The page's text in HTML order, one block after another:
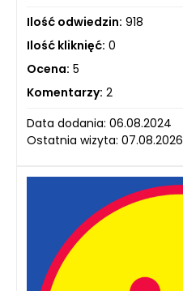
Ilość odwiedzin: 918
Ilość kliknięć: 0
Ocena: 5
Komentarzy: 2
Data dodania: 06.08.2024
Ostatnia wizyta: 07.08.2026